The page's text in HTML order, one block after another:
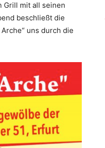
Grill mit all seinen
beschließt die
uns durch die